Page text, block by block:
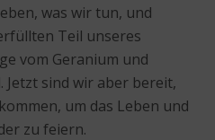
was wir tun, und
Teil unseres
vom Geranium und
Jetzt sind wir aber bereit,
um das Leben und
zu feiern.